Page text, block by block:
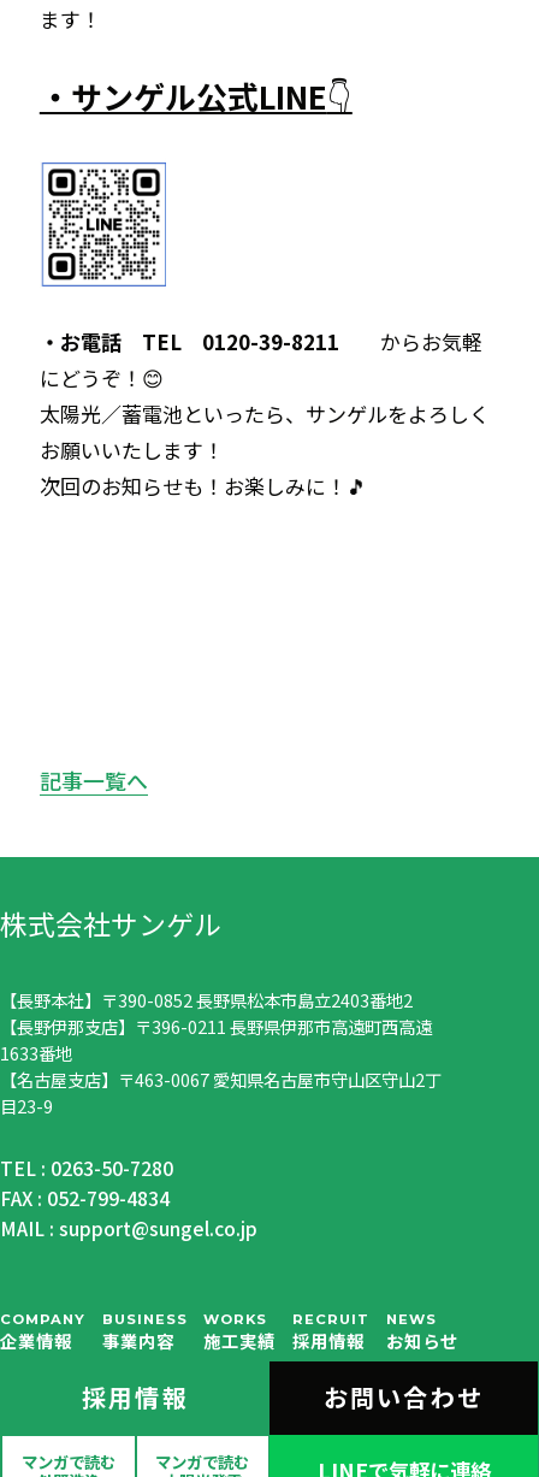
採用情報 お問い合わせ
マンガで読む
マンガで読む
LINEで気軽に連絡
ます！
・サンゲル公式LINE👇
・お電話 TEL 0120-39-8211 からお気軽
にどうぞ！😊
太陽光／蓄電池といったら、サンゲルをよろしく
お願いいたします！
次回のお知らせも！お楽しみに！🎵
記事一覧へ
株式会社サンゲル
【長野本社】〒390-0852 長野県松本市島立2403番地2
【長野伊那支店】〒396-0211 長野県伊那市高遠町西高遠
1633番地
【名古屋支店】〒463-0067 愛知県名古屋市守山区守山2丁
目23-9
TEL : 0263-50-7280
FAX : 052-799-4834
MAIL : support@sungel.co.jp
COMPANY
企業情報
BUSINESS
事業内容
WORKS
施工実績
RECRUIT
採用情報
NEWS
お知らせ